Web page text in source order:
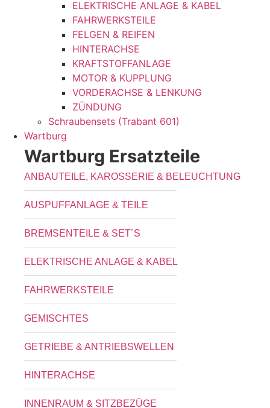
ELEKTRISCHE ANLAGE & KABEL
FAHRWERKSTEILE
FELGEN & REIFEN
HINTERACHSE
KRAFTSTOFFANLAGE
MOTOR & KUPPLUNG
VORDERACHSE & LENKUNG
ZÜNDUNG
Schraubensets (Trabant 601)
Wartburg
Wartburg Ersatzteile
ANBAUTEILE, KAROSSERIE & BELEUCHTUNG
AUSPUFFANLAGE & TEILE
BREMSENTEILE & SET´S
ELEKTRISCHE ANLAGE & KABEL
FAHRWERKSTEILE
GEMISCHTES
GETRIEBE & ANTRIEBSWELLEN
HINTERACHSE
INNENRAUM & SITZBEZÜGE